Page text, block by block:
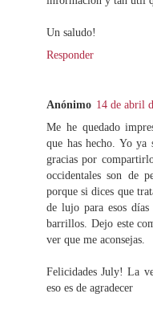
Un saludo!
Responder
Anónimo 14 de abril
Me he quedado
que has hecho. Yo ya
gracias por
occidentales son de
porque si dices que
de lujo para esos días
barrillos. Dejo este
ver que me aconsejas.
Felicidades July! La
eso es de agradecer